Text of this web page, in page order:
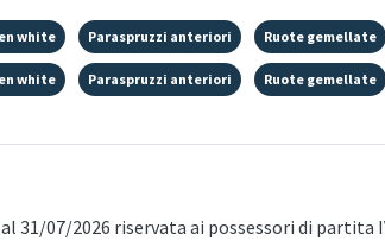
white Paraspruzzi anteriori Ruote gemellate
white Paraspruzzi anteriori Ruote gemellate
31/07/2026 riservata ai possessori di